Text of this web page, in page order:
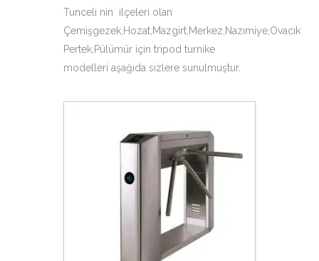
Tunceli nin ilçeleri olan
Çemişgezek,Hozat,Mazgirt,Merkez,Nazımiye,Ovacık
Pertek,Pülümür için tripod turnike
modelleri aşağıda sizlere sunulmuştur.